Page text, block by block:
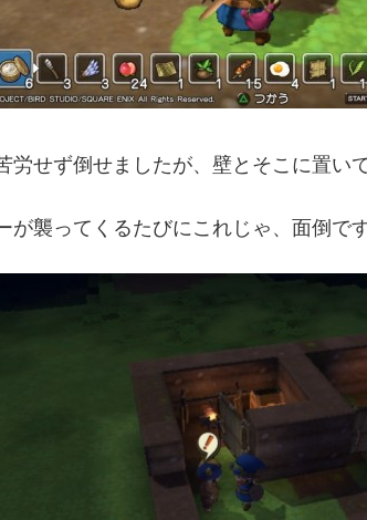
労せず倒せましたが、壁とそこに置い
が襲ってくるたびにこれじゃ、面倒で